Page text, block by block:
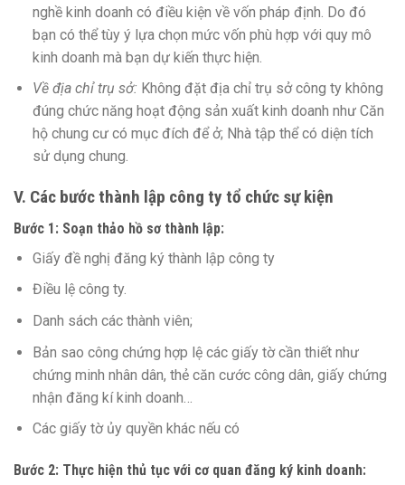
nghề kinh doanh có điều kiện về vốn pháp định. Do đó
bạn có thể tùy ý lựa chọn mức vốn phù hợp với quy mô
kinh doanh mà bạn dự kiến thực hiện.
Về địa chỉ trụ sở: Không đặt địa chỉ trụ sở công ty không
đúng chức năng hoạt động sản xuất kinh doanh như Căn
hộ chung cư có mục đích để ở; Nhà tập thể có diện tích
sử dụng chung.
V. Các bước thành lập công ty tổ chức sự kiện
Bước 1: Soạn thảo hồ sơ thành lập:
Giấy đề nghị đăng ký thành lập công ty
Điều lệ công ty.
Danh sách các thành viên;
Bản sao công chứng hợp lệ các giấy tờ cần thiết như
chứng minh nhân dân, thẻ căn cước công dân, giấy chứng
nhận đăng kí kinh doanh…
Các giấy tờ ủy quyền khác nếu có
Bước 2: Thực hiện thủ tục với cơ quan đăng ký kinh doanh: